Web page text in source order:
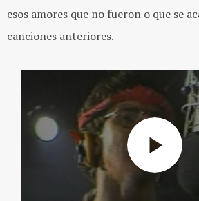
esos amores que no fueron o que se
canciones anteriores.